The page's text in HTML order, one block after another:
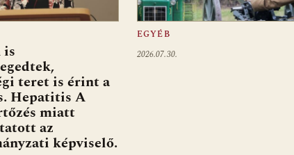
is
teret is érint a
Hepatitis A
miatt
az
képviselő.
EGYÉB
2026.07.30.